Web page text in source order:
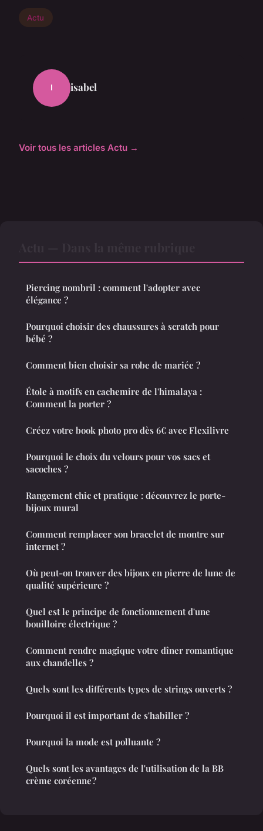
Actu
I isabel
Voir tous les articles Actu →
Piercing nombril : comment l'adopter avec
élégance ?
Pourquoi choisir des chaussures à scratch pour
bébé ?
Comment bien choisir sa robe de mariée ?
Étole à motifs en cachemire de l'himalaya :
Comment la porter ?
Créez votre book photo pro dès 6€ avec Flexilivre
Pourquoi le choix du velours pour vos sacs et
sacoches ?
Rangement chic et pratique : découvrez le porte-
bijoux mural
Comment remplacer son bracelet de montre sur
internet ?
Où peut-on trouver des bijoux en pierre de lune de
qualité supérieure ?
Quel est le principe de fonctionnement d'une
bouilloire électrique ?
Comment rendre magique votre dîner romantique
aux chandelles ?
Quels sont les différents types de strings ouverts ?
Pourquoi il est important de s'habiller ?
Pourquoi la mode est polluante ?
Quels sont les avantages de l'utilisation de la BB
crème coréenne ?